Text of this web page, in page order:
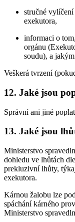
stručné
exekutora,
informaci o
orgánu
soudu), a
Veškerá tvrzení
12. Jaké jsou
Správní ani jiné
13. Jaké jsou
Ministerstvo
dohledu ve lhůtách
prekluzivní lhůty,
exekutora.
Kárnou žalobu lze
spáchání kárného
Ministerstvo